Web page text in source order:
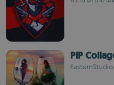
PIP